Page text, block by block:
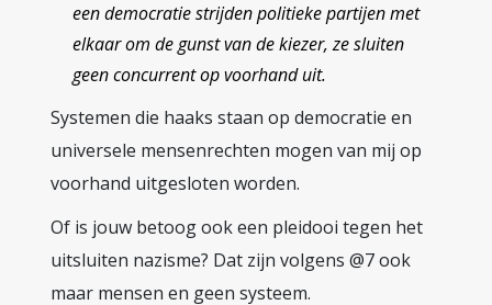
een democratie strijden politieke partijen met
elkaar om de gunst van de kiezer, ze sluiten
geen concurrent op voorhand uit.
Systemen die haaks staan op democratie en
universele mensenrechten mogen van mij op
voorhand uitgesloten worden.
Of is jouw betoog ook een pleidooi tegen het
uitsluiten nazisme? Dat zijn volgens @7 ook
maar mensen en geen systeem.